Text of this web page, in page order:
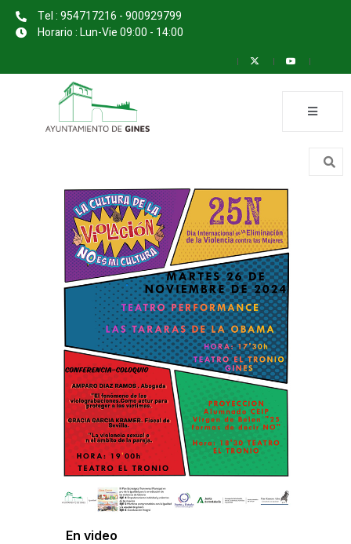
Tel : 954717216 - 900929799
Horario : Lun-Vie 09:00 - 14:00
En video